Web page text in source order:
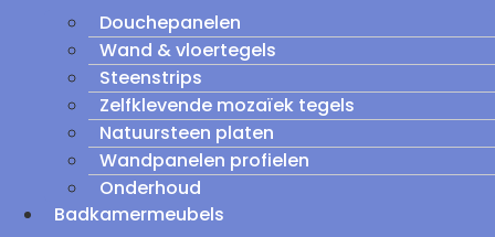
Douchepanelen
Wand & vloertegels
Steenstrips
Zelfklevende mozaïek tegels
Natuursteen platen
Wandpanelen profielen
Onderhoud
Badkamermeubels